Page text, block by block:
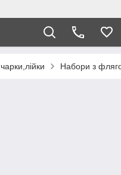
Набори з